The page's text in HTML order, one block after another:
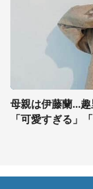
母親は伊藤蘭...
「可愛すぎる」